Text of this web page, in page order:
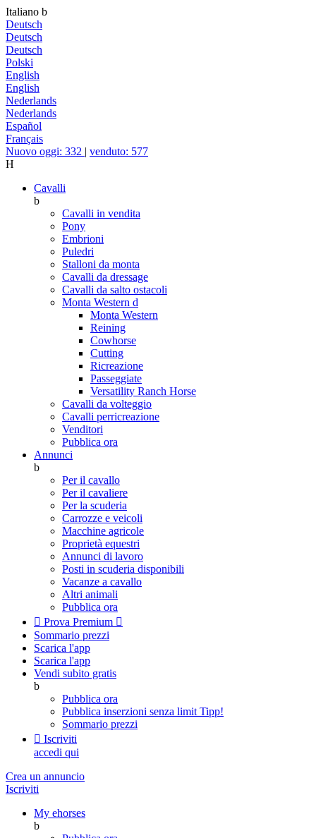
Italiano b
Deutsch
Deutsch
Deutsch
Polski
English
English
Nederlands
Nederlands
Español
Français
Nuovo oggi: 332 | venduto: 577
H
Cavalli
b
Cavalli in vendita
Pony
Embrioni
Puledri
Stalloni da monta
Cavalli da dressage
Cavalli da salto ostacoli
Monta Western d
Monta Western
Reining
Cowhorse
Cutting
Ricreazione
Passeggiate
Versatility Ranch Horse
Cavalli da volteggio
Cavalli perricreazione
Venditori
Pubblica ora
Annunci
b
Per il cavallo
Per il cavaliere
Per la scuderia
Carrozze e veicoli
Macchine agricole
Proprietà equestri
Annunci di lavoro
Posti in scuderia disponibili
Vacanze a cavallo
Altri animali
Pubblica ora
 Prova Premium 
Sommario prezzi
Scarica l'app
Scarica l'app
Vendi subito gratis
b
Pubblica ora
Pubblica inserzioni senza limit Tipp!
Sommario prezzi
 Iscriviti
accedi qui
Crea un annuncio
Iscriviti
My ehorses
b